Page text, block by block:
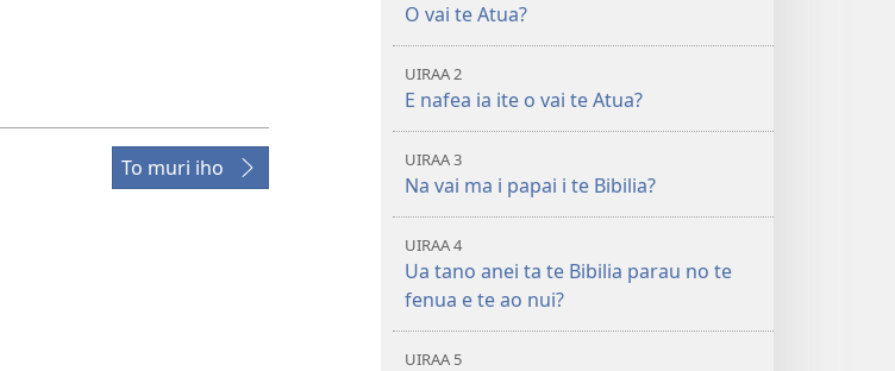
To muri iho
te
ao
Bibilia,
Huriraa
te
ao
â
O vai te Atua?
UIRAA 2
E nafea ia ite o vai te Atua?
UIRAA 3
Na vai ma i papai i te Bibilia?
UIRAA 4
Ua tano anei ta te Bibilia parau no te
fenua e te ao nui?
UIRAA 5